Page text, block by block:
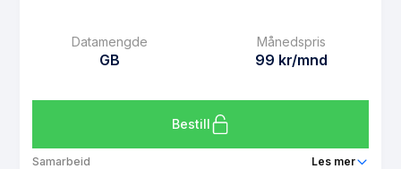
Bruk i EU/EØS
Datamengde
GB
Månedspris
99 kr/mnd
Bestill
Samarbeid Les mer